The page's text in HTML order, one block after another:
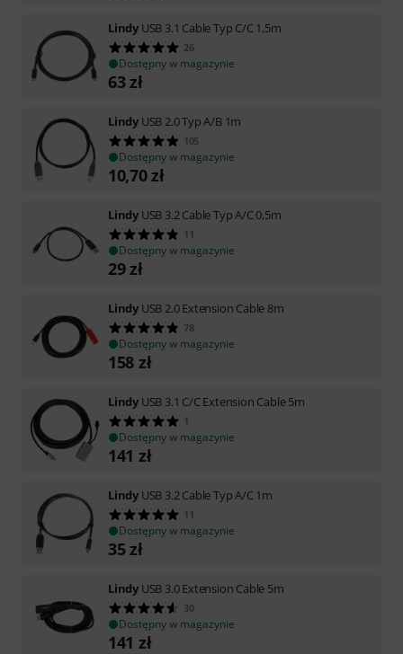
Lindy USB 3.1 Cable Typ C/C 1,5m
26
Dostępny w magazynie
63zł
Lindy USB 2.0 Typ A/B 1m
105
Dostępny w magazynie
10,70zł
Lindy USB 3.2 Cable Typ A/C 0,5m
11
Dostępny w magazynie
29zł
Lindy USB 2.0 Extension Cable 8m
78
Dostępny w magazynie
158 zł
Lindy USB 3.1 C/C Extension Cable 5m
1
Dostępny w magazynie
141 zł
Lindy USB 3.2 Cable Typ A/C 1m
11
Dostępny w magazynie
35zł
Lindy USB 3.0 Extension Cable 5m
30
Dostępny w magazynie
141 zł